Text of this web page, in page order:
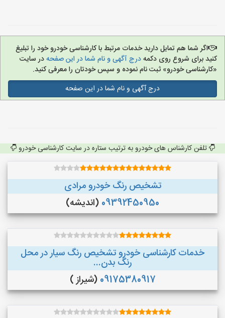
اگر شما هم تمایل دارید خدمات مرتبط با کارشناسی خودرو خود را تبلیغ
کنید برای شروع روی دکمهدرج آگهی و نام شما در این صفحهدر سایت
«کارشناسی خودرو» ثبت نام نموده و سپس خودتان را معرفی کنید.
درج آگهی و نام شما در این صفحه
تلفن کارشناس های خودرو به ترتیب ستاره در سایت کارشناسی خودرو
تشخیص رنگ خودرو مرادی
09392450950 (اندیشه)
خدمات کارشناسی خودرو تشخیص رنگ سیار در محل
رنگ بدن...
09175380917 (شیراز )